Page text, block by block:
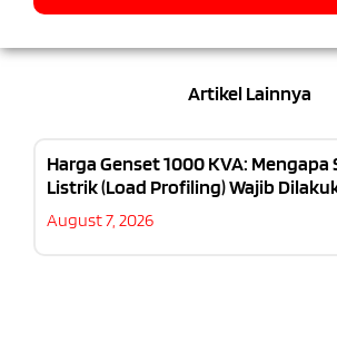
Artikel Lainnya
Harga Genset 1000 KVA: Mengapa
Listrik (Load Profiling) Wajib
August 7, 2026